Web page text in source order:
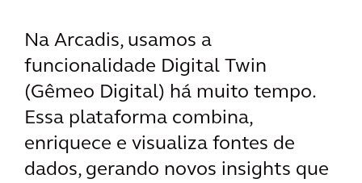
Na Arcadis, usamos a
funcionalidade Digital Twin
(Gêmeo Digital) há muito tempo.
Essa plataforma combina,
enriquece e visualiza fontes de
dados, gerando novos insights que